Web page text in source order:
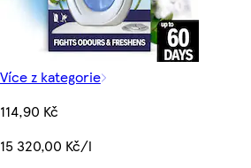
Více z kategorie
114,90 Kč
15 320,00 Kč/l